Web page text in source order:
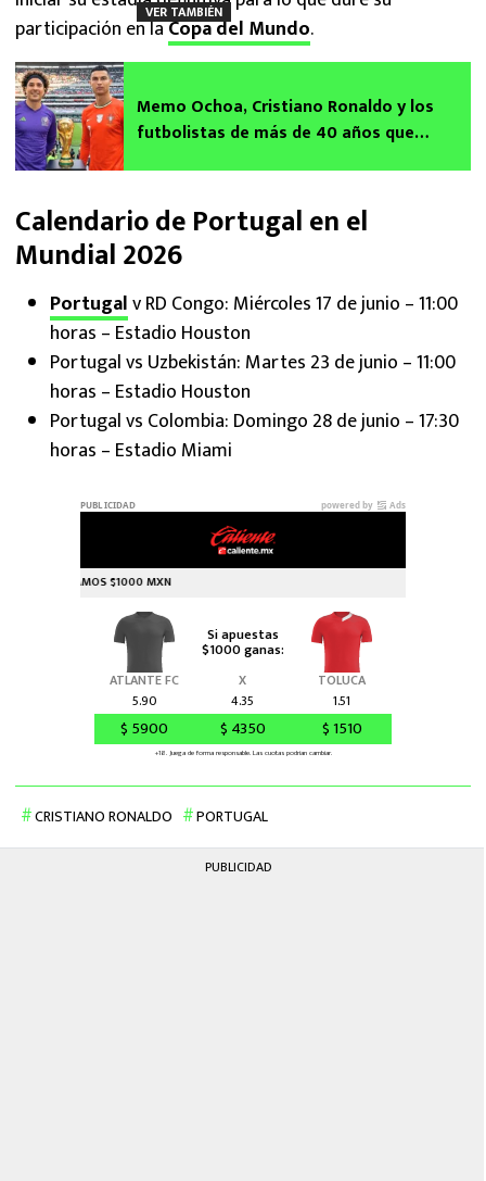
participación en laCopa del Mundo.
VER TAMBIÉN
Memo Ochoa, Cristiano Ronaldo y los
futbolistas de más de 40 años que
Calendario de Portugal en el
Mundial 2026
Portugalv RD Congo: Miércoles 17 de junio – 11:00
horas – Estadio Houston
Portugal vs Uzbekistán: Martes 23 de junio – 11:00
horas – Estadio Houston
Portugal vs Colombia: Domingo 28 de junio – 17:30
horas – Estadio Miami
CRISTIANO RONALDO PORTUGAL
PUBLICIDAD